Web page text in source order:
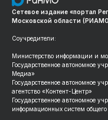
Сетевое издание «портал
Московской области
Соучредители:
Министерство информации и
Государственное автономное
Медиа»
Государственное автономное
агентство «Контент-Центр»
Государственное автономное
информационных систем